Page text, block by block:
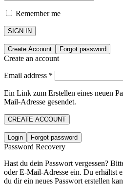
Remember me
SIGN IN
Create Account Forgot password
Create an account
Email address *
Ein Link zum Erstellen eines neuen
Mail-Adresse gesendet.
CREATE ACCOUNT
Login Forgot password
Password Recovery
Hast du dein Passwort vergessen?
oder E-Mail-Adresse ein. Du erhältst
du dir ein neues Passwort erstellen